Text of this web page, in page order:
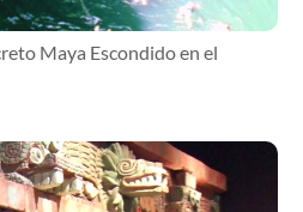
Maya Escondido en el